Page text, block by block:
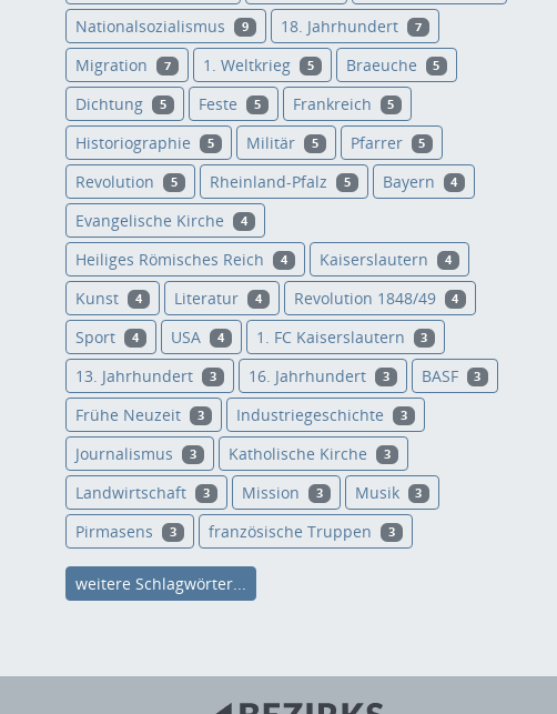
Nationalsozialismus 9 18. Jahrhundert 7
Migration 7 1. Weltkrieg 5 Braeuche 5
Dichtung 5 Feste 5 Frankreich 5
Historiographie 5 Militär 5 Pfarrer 5
Revolution 5 Rheinland-Pfalz 5 Bayern 4
Evangelische Kirche 4
Heiliges Römisches Reich 4 Kaiserslautern 4
Kunst 4 Literatur 4 Revolution 1848/49 4
Sport 4 USA 4 1. FC Kaiserslautern 3
13. Jahrhundert 3 16. Jahrhundert 3 BASF 3
Frühe Neuzeit 3 Industriegeschichte 3
Journalismus 3 Katholische Kirche 3
Landwirtschaft 3 Mission 3 Musik 3
Pirmasens 3 französische Truppen 3
weitere Schlagwörter...